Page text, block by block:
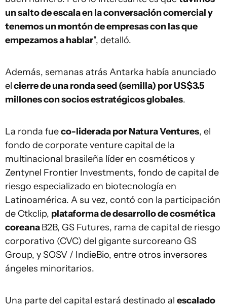
un salto de escala en la conversación comercial y
tenemos un montón de empresas con las que
empezamos a hablar", detalló.
Además, semanas atrás Antarka había anunciado
elcierre de una ronda seed (semilla) por US$3.5
millones con socios estratégicos globales.
La ronda fueco-liderada por Natura Ventures, el
fondo de corporate venture capital de la
multinacional brasileña líder en cosméticos y
Zentynel Frontier Investments, fondo de capital de
riesgo especializado en biotecnología en
Latinoamérica. A su vez, contó con la participación
de Ctkclip, plataforma de desarrollo de cosmética
coreanaB2B, GS Futures, rama de capital de riesgo
corporativo (CVC) del gigante surcoreano GS
Group, y SOSV / IndieBio, entre otros inversores
ángeles minoritarios.
Una parte del capital estará destinado al escalado